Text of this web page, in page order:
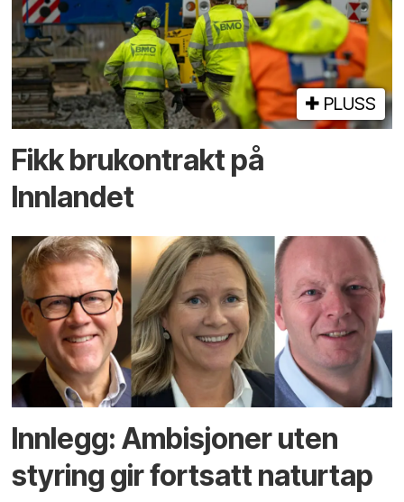
PLUSS
Fikk brukontrakt på
Innlandet
Innlegg: Ambisjoner uten
styring gir fortsatt naturtap